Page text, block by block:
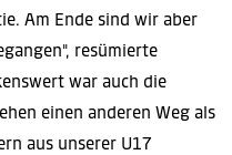
Am Ende sind wir aber
resümierte
war auch die
einen anderen Weg als
aus unserer U17